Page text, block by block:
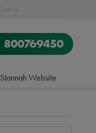
800769450
Stannah Website